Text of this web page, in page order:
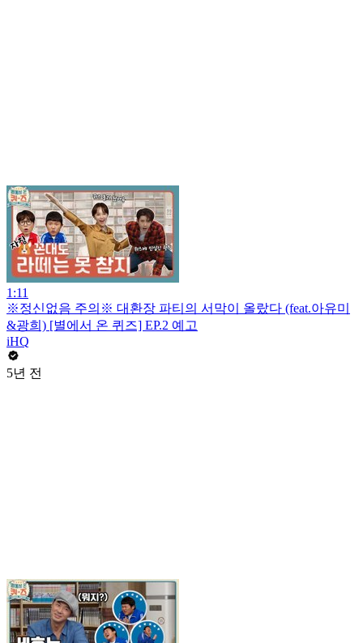
1:11
※정신없음 주의※ 대환장 파티의 서막이 올랐다 (feat.아유미
&광희) [별에서 온 퀴즈] EP.2 예고
iHQ
5년 전